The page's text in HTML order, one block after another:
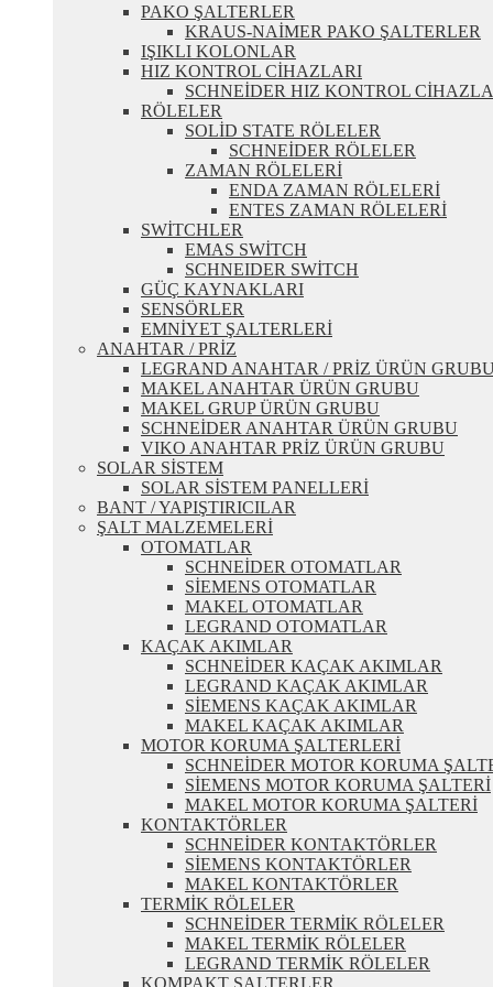
PAKO ŞALTERLER
KRAUS-NAİMER PAKO ŞALTERLER
IŞIKLI KOLONLAR
HIZ KONTROL CİHAZLARI
SCHNEİDER HIZ KONTROL
RÖLELER
SOLİD STATE RÖLELER
SCHNEİDER RÖLELER
ZAMAN RÖLELERİ
ENDA ZAMAN RÖLELERİ
ENTES ZAMAN RÖLELERİ
SWİTCHLER
EMAS SWİTCH
SCHNEIDER SWİTCH
GÜÇ KAYNAKLARI
SENSÖRLER
EMNİYET ŞALTERLERİ
ANAHTAR / PRİZ
LEGRAND ANAHTAR / PRİZ ÜRÜN
MAKEL ANAHTAR ÜRÜN GRUBU
MAKEL GRUP ÜRÜN GRUBU
SCHNEİDER ANAHTAR ÜRÜN GRUBU
VIKO ANAHTAR PRİZ ÜRÜN GRUBU
SOLAR SİSTEM
SOLAR SİSTEM PANELLERİ
BANT / YAPIŞTIRICILAR
ŞALT MALZEMELERİ
OTOMATLAR
SCHNEİDER OTOMATLAR
SİEMENS OTOMATLAR
MAKEL OTOMATLAR
LEGRAND OTOMATLAR
KAÇAK AKIMLAR
SCHNEİDER KAÇAK AKIMLAR
LEGRAND KAÇAK AKIMLAR
SİEMENS KAÇAK AKIMLAR
MAKEL KAÇAK AKIMLAR
MOTOR KORUMA ŞALTERLERİ
SCHNEİDER MOTOR KORUMA
SİEMENS MOTOR KORUMA ŞALTERİ
MAKEL MOTOR KORUMA ŞALTERİ
KONTAKTÖRLER
SCHNEİDER KONTAKTÖRLER
SİEMENS KONTAKTÖRLER
MAKEL KONTAKTÖRLER
TERMİK RÖLELER
SCHNEİDER TERMİK RÖLELER
MAKEL TERMİK RÖLELER
LEGRAND TERMİK RÖLELER
KOMPAKT ŞALTERLER